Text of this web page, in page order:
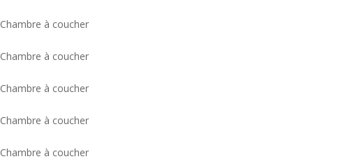
Chambre à coucher
Chambre à coucher
Chambre à coucher
Chambre à coucher
Chambre à coucher